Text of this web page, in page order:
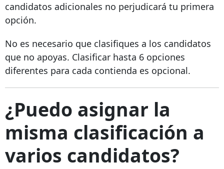
candidatos adicionales no perjudicará tu primera
opción.
No es necesario que clasifiques a los candidatos
que no apoyas. Clasificar hasta 6 opciones
diferentes para cada contienda es opcional.
¿Puedo asignar la
misma clasificación a
varios candidatos?